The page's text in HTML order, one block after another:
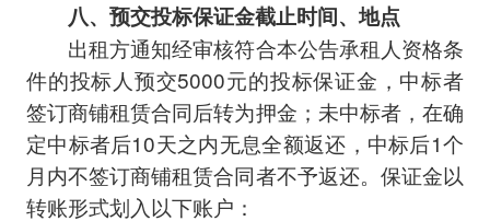
八、预交投标保证金截止时间、地点
出租方通知经审核符合本公告承租人资格条
件的投标人预交5000元的投标保证金，中标者
签订商铺租赁合同后转为押金；未中标者，在确
定中标者后10天之内无息全额返还，中标后1个
月内不签订商铺租赁合同者不予返还。保证金以
转账形式划入以下账户：